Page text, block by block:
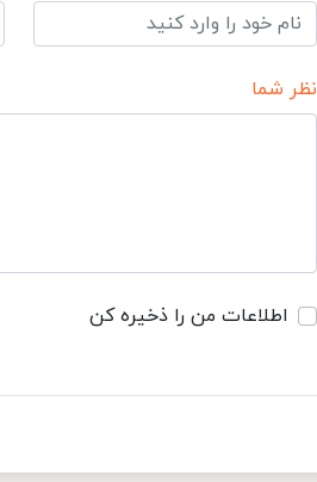
نظر شما
اطلاعات من را ذخیره کن